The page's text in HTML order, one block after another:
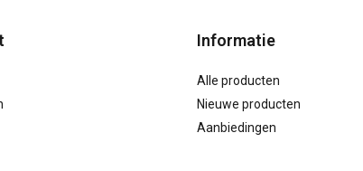
Informatie
Alle producten
Nieuwe producten
Aanbiedingen